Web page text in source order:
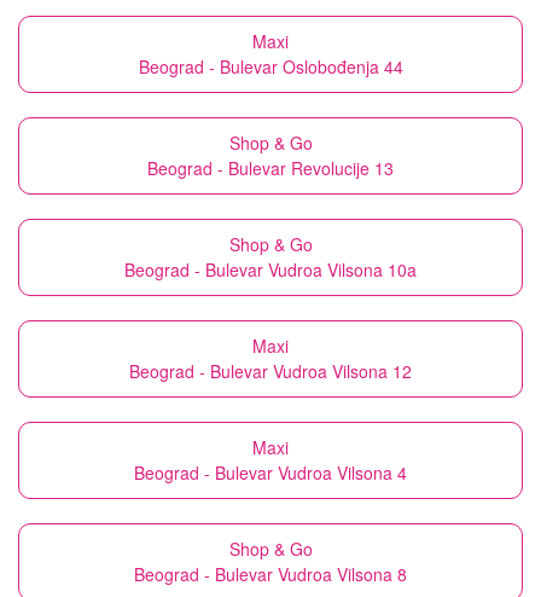
Maxi
Beograd - Bulevar Oslobođenja 44
Shop & Go
Beograd - Bulevar Revolucije 13
Shop & Go
Beograd - Bulevar Vudroa Vilsona 10a
Maxi
Beograd - Bulevar Vudroa Vilsona 12
Maxi
Beograd - Bulevar Vudroa Vilsona 4
Shop & Go
Beograd - Bulevar Vudroa Vilsona 8